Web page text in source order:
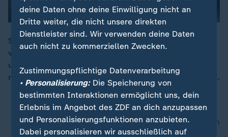
Seit Russland die Krim annektiert hat sind fünf Jahre
vergangen. Zum Jahrestag feiert Wladimir Putin sich
und die Annektion der Krim. Mit Milliarden aus dem
russischen Haushalt investiert Moskau in die Halbinsel.
nach oben
deine Daten ohne deine Einwilligung nicht an
Dritte weiter, die nicht unsere direkten
Dienstleister sind. Wir verwenden deine Daten
auch nicht zu kommerziellen Zwecken.
Zustimmungspflichtige Datenverarbeitung
• Personalisierung:Die Speicherung von
bestimmten Interaktionen ermöglicht uns, dein
Erlebnis im Angebot des ZDF an dich anzupassen
und Personalisierungsfunktionen anzubieten.
Dabei personalisieren wir ausschließlich auf